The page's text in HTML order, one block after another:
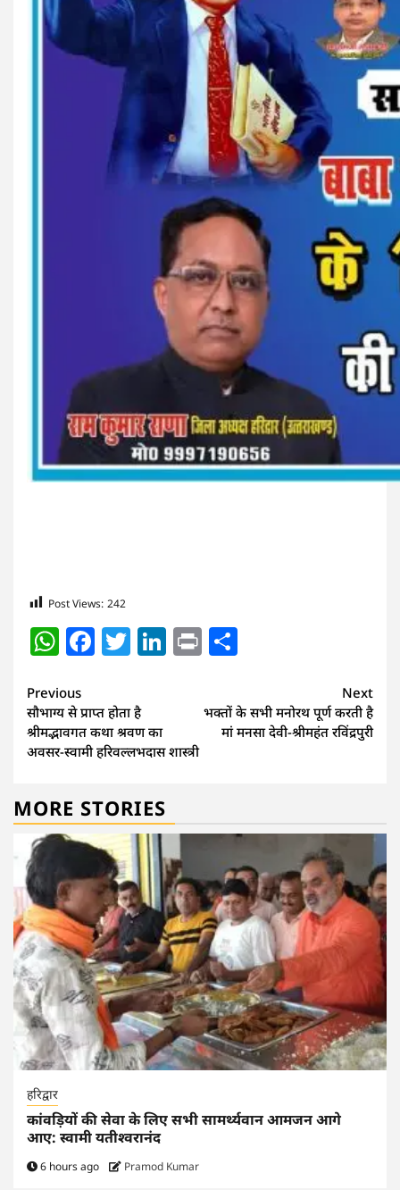
Post Views: 242
WhatsApp
Facebook
Twitter
LinkedIn
Print
Continue
Reading
Previous
सौभाग्य से प्राप्त होता है
श्रीमद्भावगत कथा श्रवण का
अवसर-स्वामी हरिवल्लभदास शास्त्री
Next
भक्तों के सभी मनोरथ पूर्ण करती है
मां मनसा देवी-श्रीमहंत रविंद्रपुरी
MORE STORIES
हरिद्वार
कांवड़ियों की सेवा के लिए सभी सामर्थ्यवान आमजन आगे
आए: स्वामी यतीश्वरानंद
6 hours ago Pramod Kumar